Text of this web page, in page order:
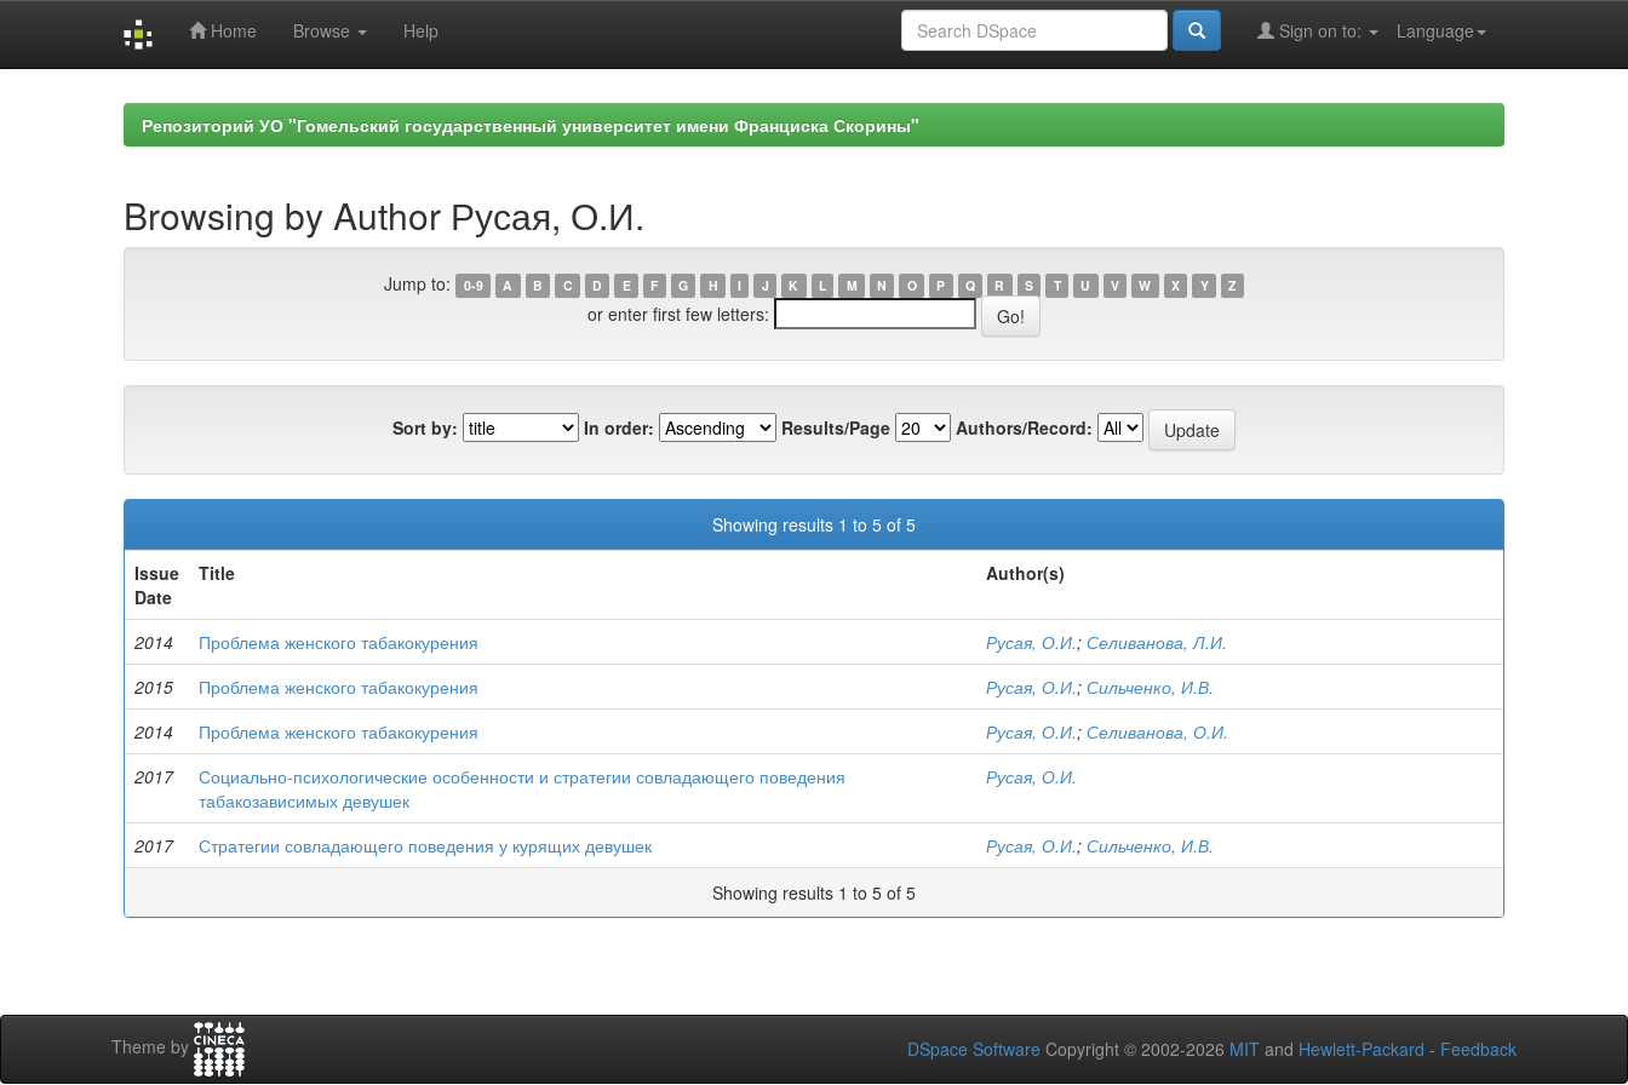
Home Browse Help Language
Sign on to:
Репозиторий УО "Гомельский государственный университет имени Франциска Скорины"
Browsing by Author Русая, О.И.
Jump to: 0-9 A B C D E F G H I J K L M N O P Q R S T U V W X Y Z
or enter first few letters:
Sort by: In order: Results/Page Authors/Record:
Showing results 1 to 5 of 5
Issue
Date
Title Author(s)
2014 Проблема женского табакокурения Русая, О.И.; Селиванова, Л.И.
2015
Проблема женского табакокурения Русая, О.И.; Сильченко, И.В.
2014
Проблема женского табакокурения Русая, О.И.; Селиванова, О.И.
2017
Социально-психологические особенности и стратегии совладающего поведения
табакозависимых девушек
Русая, О.И.
2017 Стратегии совладающего поведения у курящих девушек Русая, О.И.; Сильченко, И.В.
Showing results 1 to 5 of 5
Theme by DSpace Software Copyright © 2002-2026 MIT and Hewlett-Packard - Feedback